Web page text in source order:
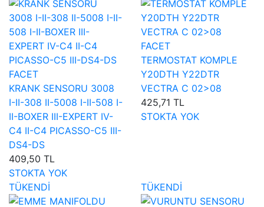
FACET
KRANK SENSORU 3008
I-II-308 II-5008 I-II-508 I-
II-BOXER III-EXPERT IV-
C4 II-C4 PICASSO-C5 III-
DS4-DS
409,50 TL
STOKTA YOK
FACET
TERMOSTAT KOMPLE
Y20DTH Y22DTR
VECTRA C 02>08
425,71 TL
STOKTA YOK
TÜKENDİ TÜKENDİ